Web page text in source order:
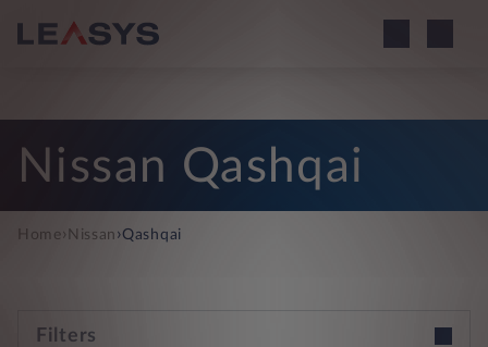
Nissan Qashqai
Home› Nissan ›Qashqai
Filters